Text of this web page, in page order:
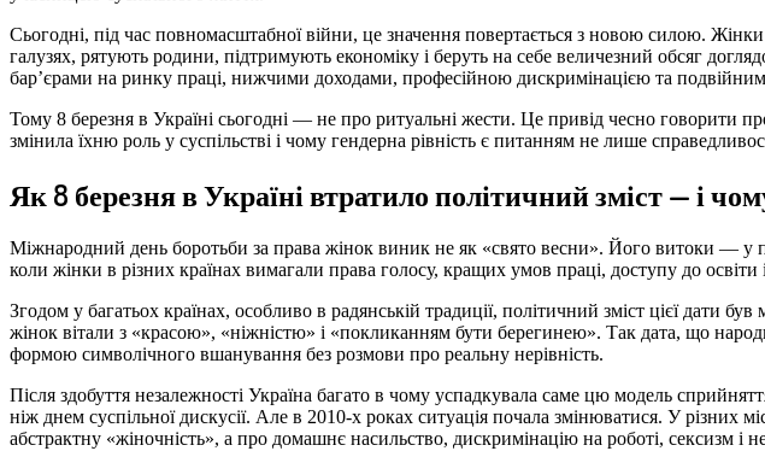
Сьогодні, під час повномасштабної війни, це значення повертається з новою силою.
галузях, рятують родини, підтримують економіку і беруть на себе величезний обсяг
бар’єрами на ринку праці, нижчими доходами, професійною дискримінацією та
Тому 8 березня в Україні сьогодні — не про ритуальні жести. Це привід чесно говорити
змінила їхню роль у суспільстві і чому гендерна рівність є питанням не лише
Як 8 березня в Україні втратило політичний зміст — і
Міжнародний день боротьби за права жінок виник не як «свято весни». Його витоки — у
коли жінки в різних країнах вимагали права голосу, кращих умов праці, доступу до освіти
Згодом у багатьох країнах, особливо в радянській традиції, політичний зміст цієї дати
жінок вітали з «красою», «ніжністю» і «покликанням бути берегинею». Так дата, що
формою символічного вшанування без розмови про реальну нерівність.
Після здобуття незалежності Україна багато в чому успадкувала саме цю модель
ніж днем суспільної дискусії. Але в 2010-х роках ситуація почала змінюватися. У різних
абстрактну «жіночність», а про домашнє насильство, дискримінацію на роботі, сексизм і